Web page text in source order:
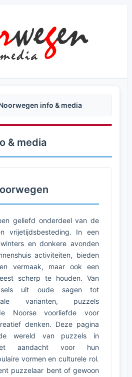
info & media
& media
geliefd onderdeel van de
vrijetijdsbesteding. In een
en donkere avonden
activiteiten, bieden
vermaak, maar ook een
scherp te houden. Van
uit oude sagen tot
varianten, puzzels
Noorse voorliefde voor
denken. Deze pagina
wereld van puzzels in
aandacht voor hun
vormen en culturele rol.
puzzelaar bent of gewoon